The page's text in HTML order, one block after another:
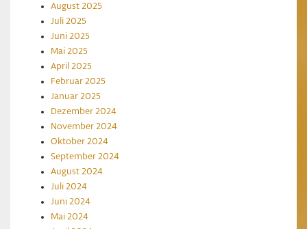
August 2025
Juli 2025
Juni 2025
Mai 2025
April 2025
Februar 2025
Januar 2025
Dezember 2024
November 2024
Oktober 2024
September 2024
August 2024
Juli 2024
Juni 2024
Mai 2024